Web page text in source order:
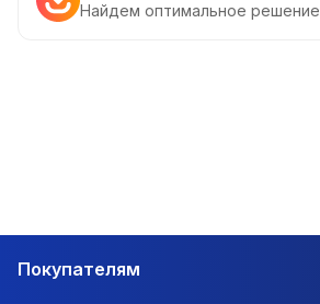
Найдем оптимальное решение
Покупателям